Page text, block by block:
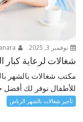
نوفمبر 3, 2025
شغالات لرعاية كبار السن
مكتب شغالات بالشهر
للأطفال نوفر لك أفضل
تأجير شغالات بالشهر الرياض